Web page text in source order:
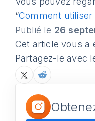
“Comment utiliser
Publié le 26
Cet article vous a
Partagez-le avec